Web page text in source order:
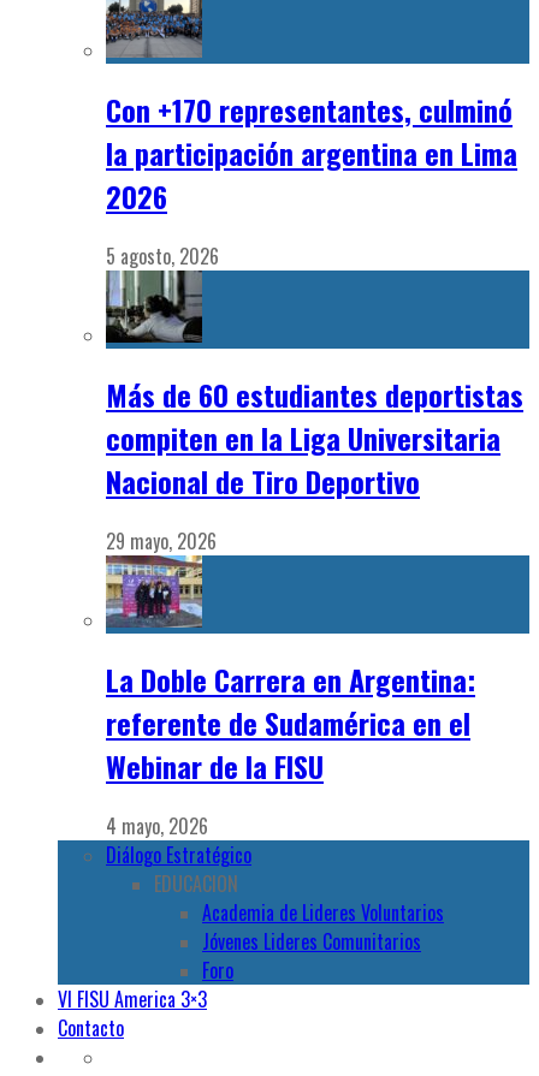
Con +170 representantes, culminó
la participación argentina en Lima
2026
5 agosto, 2026
Más de 60 estudiantes deportistas
compiten en la Liga Universitaria
Nacional de Tiro Deportivo
29 mayo, 2026
La Doble Carrera en Argentina:
referente de Sudamérica en el
Webinar de la FISU
4 mayo, 2026
Diálogo Estratégico
EDUCACION
Academia de Lideres Voluntarios
Jóvenes Lideres Comunitarios
Foro
VI FISU America 3×3
Contacto